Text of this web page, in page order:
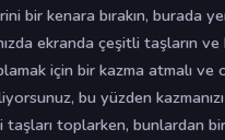
bir kenara bırakın, burada
ekranda çeşitli taşların
için bir kazma atmalı ve
bu yüzden
toplarken, bunlardan